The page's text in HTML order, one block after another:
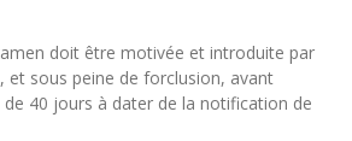
doit être motivée et introduite par
et sous peine de forclusion, avant
de 40 jours à dater de la notification de